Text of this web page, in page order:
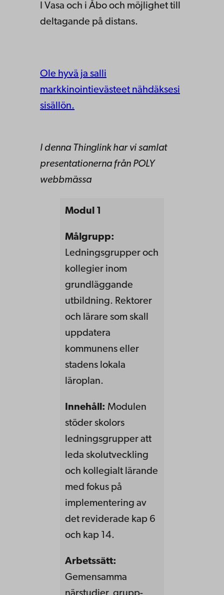
I Vasa och i Åbo och möjlighet till
deltagande på distans.
Ole hyvä ja salli
markkinointievästeet nähdäksesi
sisällön.
I denna Thinglink har vi samlat
presentationerna från POLY
webbmässa
Modul 1
Målgrupp:
Ledningsgrupper och
kollegier inom
grundläggande
utbildning. Rektorer
och lärare som skall
uppdatera
kommunens eller
stadens lokala
läroplan.
Innehåll: Modulen
stöder skolors
ledningsgrupper att
leda skolutveckling
och kollegialt lärande
med fokus på
implementering av
det reviderade kap 6
och kap 14.
Arbetssätt:
Gemensamma